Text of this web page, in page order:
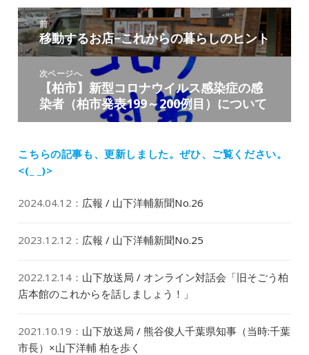
ー
投
稿
ナ
ン
前
前
の
投
稿:
移動するお店−これからの暮らしのヒント
次ページへ
の
投
【柏市】新型コロナウイルス感染症の感
染者（柏市発表199～200例目）について
こちらの記事も、更新しました。ぜひ、ご覧ください。
<(_ _)>
2024.04.12 ： 広報 / 山下洋輔新聞No.26
2023.12.12 ： 広報 / 山下洋輔新聞No.25
2022.12.14 ： 山下放送局 / オンライン対話会「旧そごう柏
店本館のこれからを話しましょう！」
2021.10.19 ： 山下放送局 / 熊谷俊人千葉県知事（当時:千葉
市長）×山下洋輔 柏を歩く